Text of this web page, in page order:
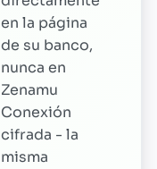
en la página
de su banco,
nunca en
Zenamu
Conexión
cifrada - la
misma